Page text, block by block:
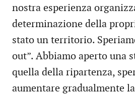
nostra esperienza
determinazione della
stato un territorio.
out”. Abbiamo aperto una
quella della ripartenza,
aumentare gradualmente